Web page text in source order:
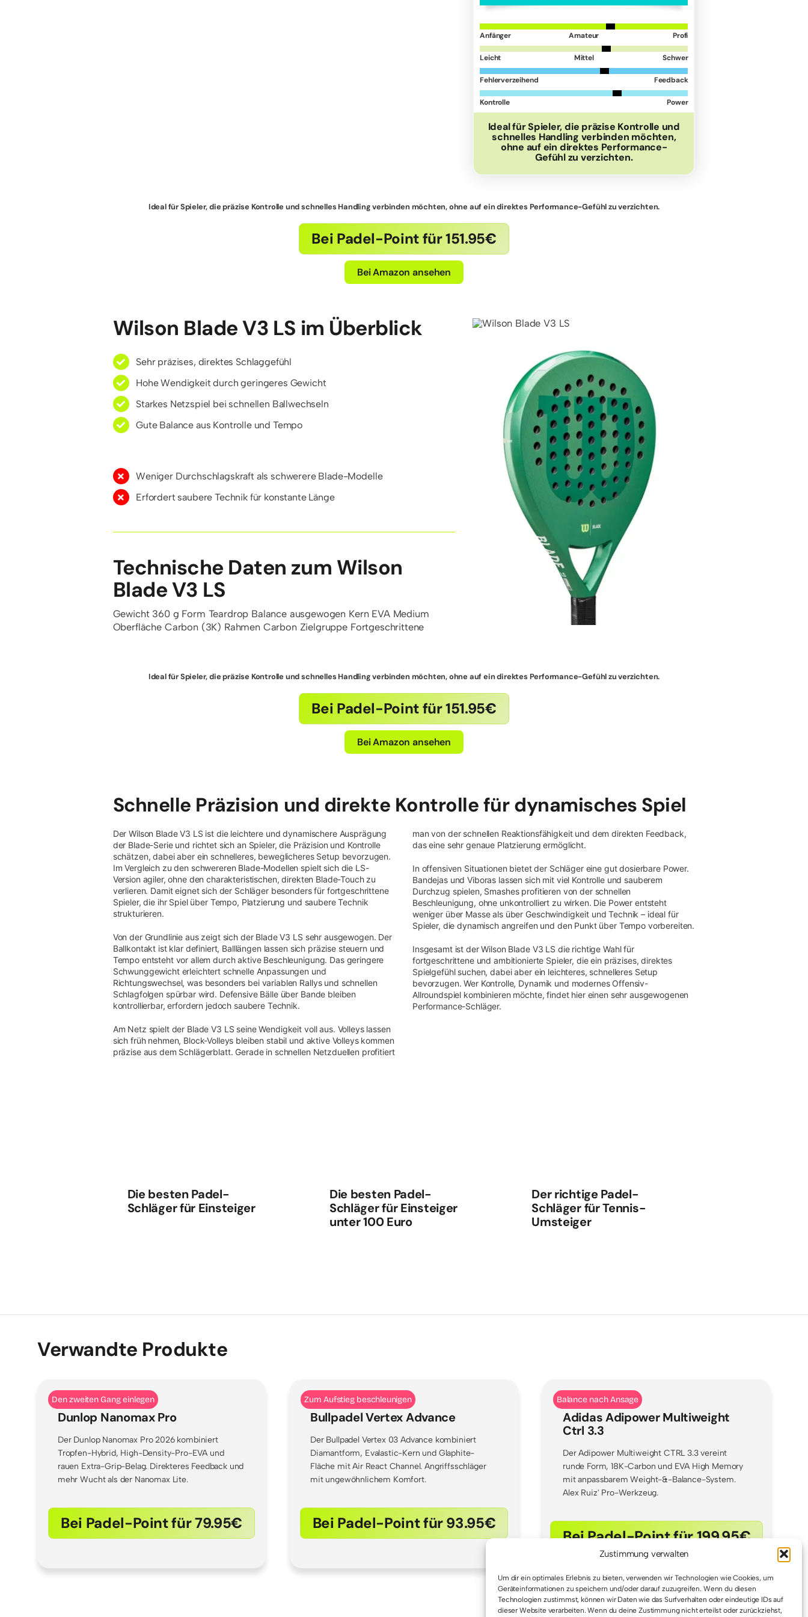
Zustimmung verwalten
Um dir ein optimales Erlebnis zu bieten, verwenden wir Technologien wie Cookies, um
Geräteinformationen zu speichern und/oder darauf zuzugreifen. Wenn du diesen
Technologien zustimmst, können wir Daten wie das Surfverhalten oder eindeutige IDs auf
dieser Website verarbeiten. Wenn du deine Zustimmung nicht erteilst oder zurückziehst,
Anfänger Amateur Profi
Leicht Mittel Schwer
Fehlerverzeihend Feedback
Kontrolle Power
Ideal für Spieler, die präzise Kontrolle und
schnelles Handling verbinden möchten,
ohne auf ein direktes Performance-
Gefühl zu verzichten.
Ideal für Spieler, die präzise Kontrolle und schnelles Handling verbinden möchten, ohne auf ein direktes Performance-Gefühl zu verzichten.
Bei Padel-Point für 151.95€
Bei Amazon ansehen
Wilson Blade V3 LS im Überblick
Sehr präzises, direktes Schlaggefühl
Hohe Wendigkeit durch geringeres Gewicht
Starkes Netzspiel bei schnellen Ballwechseln
Gute Balance aus Kontrolle und Tempo
Weniger Durchschlagskraft als schwerere Blade-Modelle
Erfordert saubere Technik für konstante Länge
Technische Daten zum Wilson
Blade V3 LS
Gewicht 360 g Form Teardrop Balance ausgewogen Kern EVA Medium
Oberfläche Carbon (3K) Rahmen Carbon Zielgruppe Fortgeschrittene
Ideal für Spieler, die präzise Kontrolle und schnelles Handling verbinden möchten, ohne auf ein direktes Performance-Gefühl zu verzichten.
Bei Padel-Point für 151.95€
Bei Amazon ansehen
Schnelle Präzision und direkte Kontrolle für dynamisches Spiel
Der Wilson Blade V3 LS ist die leichtere und dynamischere Ausprägung
der Blade-Serie und richtet sich an Spieler, die Präzision und Kontrolle
schätzen, dabei aber ein schnelleres, beweglicheres Setup bevorzugen.
Im Vergleich zu den schwereren Blade-Modellen spielt sich die LS-
Version agiler, ohne den charakteristischen, direkten Blade-Touch zu
verlieren. Damit eignet sich der Schläger besonders für fortgeschrittene
Spieler, die ihr Spiel über Tempo, Platzierung und saubere Technik
strukturieren.
Von der Grundlinie aus zeigt sich der Blade V3 LS sehr ausgewogen. Der
Ballkontakt ist klar definiert, Balllängen lassen sich präzise steuern und
Tempo entsteht vor allem durch aktive Beschleunigung. Das geringere
Schwunggewicht erleichtert schnelle Anpassungen und
Richtungswechsel, was besonders bei variablen Rallys und schnellen
Schlagfolgen spürbar wird. Defensive Bälle über Bande bleiben
kontrollierbar, erfordern jedoch saubere Technik.
Am Netz spielt der Blade V3 LS seine Wendigkeit voll aus. Volleys lassen
sich früh nehmen, Block-Volleys bleiben stabil und aktive Volleys kommen
präzise aus dem Schlägerblatt. Gerade in schnellen Netzduellen profitiert
man von der schnellen Reaktionsfähigkeit und dem direkten Feedback,
das eine sehr genaue Platzierung ermöglicht.
In offensiven Situationen bietet der Schläger eine gut dosierbare Power.
Bandejas und Viboras lassen sich mit viel Kontrolle und sauberem
Durchzug spielen, Smashes profitieren von der schnellen
Beschleunigung, ohne unkontrolliert zu wirken. Die Power entsteht
weniger über Masse als über Geschwindigkeit und Technik – ideal für
Spieler, die dynamisch angreifen und den Punkt über Tempo vorbereiten.
Insgesamt ist der Wilson Blade V3 LS die richtige Wahl für
fortgeschrittene und ambitionierte Spieler, die ein präzises, direktes
Spielgefühl suchen, dabei aber ein leichteres, schnelleres Setup
bevorzugen. Wer Kontrolle, Dynamik und modernes Offensiv-
Allroundspiel kombinieren möchte, findet hier einen sehr ausgewogenen
Performance-Schläger.
Die besten Padel-
Schläger für Einsteiger
Die besten Padel-
Schläger für Einsteiger
unter 100 Euro
Der richtige Padel-
Schläger für Tennis-
Umsteiger
Verwandte Produkte
Den zweiten Gang einlegen
Dunlop Nanomax Pro
Der Dunlop Nanomax Pro 2026 kombiniert
Tropfen-Hybrid, High-Density-Pro-EVA und
rauen Extra-Grip-Belag. Direkteres Feedback und
mehr Wucht als der Nanomax Lite.
Bei Padel-Point für 79.95€
Zum Aufstieg beschleunigen
Bullpadel Vertex Advance
Der Bullpadel Vertex 03 Advance kombiniert
Diamantform, Evalastic-Kern und Glaphite-
Fläche mit Air React Channel. Angriffsschläger
mit ungewöhnlichem Komfort.
Bei Padel-Point für 93.95€
Balance nach Ansage
Adidas Adipower Multiweight
Ctrl 3.3
Der Adipower Multiweight CTRL 3.3 vereint
runde Form, 18K-Carbon und EVA High Memory
mit anpassbarem Weight-&-Balance-System.
Alex Ruiz' Pro-Werkzeug.
Bei Padel-Point für 199.95€